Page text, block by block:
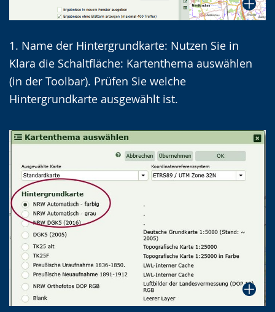
1. Name der Hintergrundkarte: Nutzen Sie in
Klara die Schaltfläche: Kartenthema auswählen
(in der Toolbar). Prüfen Sie welche
Hintergrundkarte ausgewählt ist.